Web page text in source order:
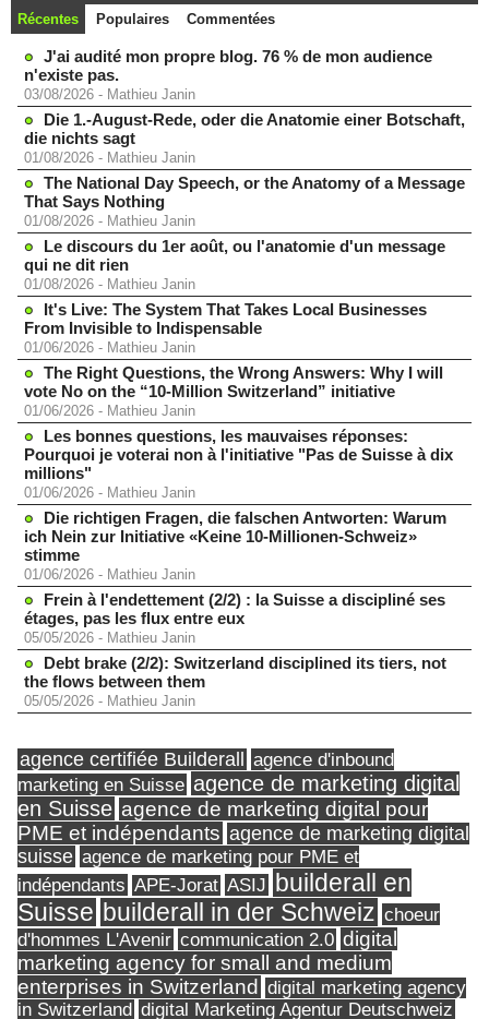
Récentes Populaires Commentées
J'ai audité mon propre blog. 76 % de mon audience
n'existe pas.
03/08/2026 - Mathieu Janin
Die 1.-August-Rede, oder die Anatomie einer Botschaft,
die nichts sagt
01/08/2026 - Mathieu Janin
The National Day Speech, or the Anatomy of a Message
That Says Nothing
01/08/2026 - Mathieu Janin
Le discours du 1er août, ou l'anatomie d'un message
qui ne dit rien
01/08/2026 - Mathieu Janin
It's Live: The System That Takes Local Businesses
From Invisible to Indispensable
01/06/2026 - Mathieu Janin
The Right Questions, the Wrong Answers: Why I will
vote No on the “10-Million Switzerland” initiative
01/06/2026 - Mathieu Janin
Les bonnes questions, les mauvaises réponses:
Pourquoi je voterai non à l'initiative "Pas de Suisse à dix
millions"
01/06/2026 - Mathieu Janin
Die richtigen Fragen, die falschen Antworten: Warum
ich Nein zur Initiative «Keine 10-Millionen-Schweiz»
stimme
01/06/2026 - Mathieu Janin
Frein à l'endettement (2/2) : la Suisse a discipliné ses
étages, pas les flux entre eux
05/05/2026 - Mathieu Janin
Debt brake (2/2): Switzerland disciplined its tiers, not
the flows between them
05/05/2026 - Mathieu Janin
agence certifiée Builderall
agence d'inbound
marketing en Suisse agence de marketing digital
en Suisse agence de marketing digital pour
PME et indépendants agence de marketing digital
suisse agence de marketing pour PME et
indépendants APE-Jorat ASIJ builderall en
Suisse builderall in der Schweiz choeur
d'hommes L'Avenir communication 2.0 digital
marketing agency for small and medium
enterprises in Switzerland digital marketing agency
in Switzerland digital Marketing Agentur Deutschweiz